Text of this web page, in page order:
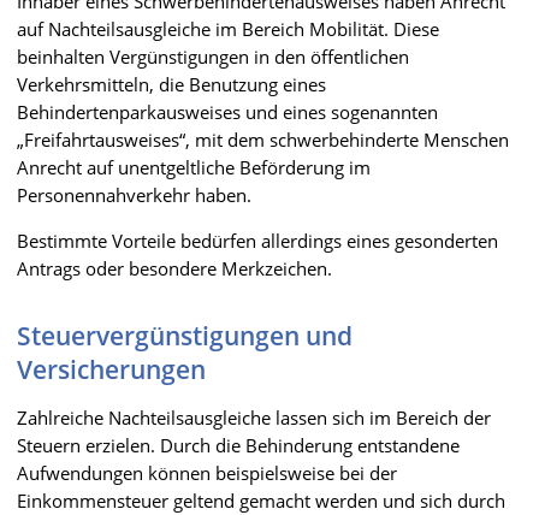
auf Nachteilsausgleiche im Bereich Mobilität. Diese
beinhalten Vergünstigungen in den öffentlichen
Verkehrsmitteln, die Benutzung eines
Behindertenparkausweises und eines sogenannten
„Freifahrtausweises“, mit dem schwerbehinderte Menschen
Anrecht auf unentgeltliche Beförderung im
Personennahverkehr haben.
Bestimmte Vorteile bedürfen allerdings eines gesonderten
Antrags oder besondere Merkzeichen.
Steuervergünstigungen und
Versicherungen
Zahlreiche Nachteilsausgleiche lassen sich im Bereich der
Steuern erzielen. Durch die Behinderung entstandene
Aufwendungen können beispielsweise bei der
Einkommensteuer geltend gemacht werden und sich durch